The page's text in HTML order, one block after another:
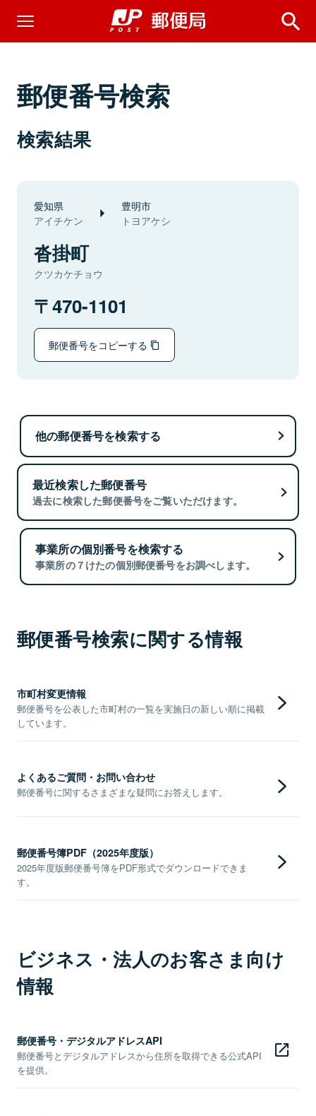
郵便番号検索
検索結果
愛知県
アイチケン
豊明市
トヨアケシ
沓掛町
クツカケチョウ
470-1101
郵便番号をコピーする
他の郵便番号を検索する
最近検索した郵便番号
過去に検索した郵便番号をご覧いただけます。
事業所の個別番号を検索する
事業所の７けたの個別郵便番号をお調べします。
郵便番号検索に関する情報
市町村変更情報
郵便番号を公表した市町村の一覧を実施日の新しい順に掲載
しています。
よくあるご質問・お問い合わせ
郵便番号に関するさまざまな疑問にお答えします。
郵便番号簿PDF（2025年度版）
2025年度版郵便番号簿をPDF形式でダウンロードできま
す。
ビジネス・法人のお客さま向け
情報
郵便番号・デジタルアドレスAPI
郵便番号とデジタルアドレスから住所を取得できる公式API
を提供。